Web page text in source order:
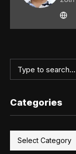
Categories